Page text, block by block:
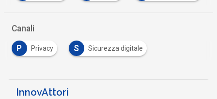
Canali
P Privacy S Sicurezza digitale
InnovAttori